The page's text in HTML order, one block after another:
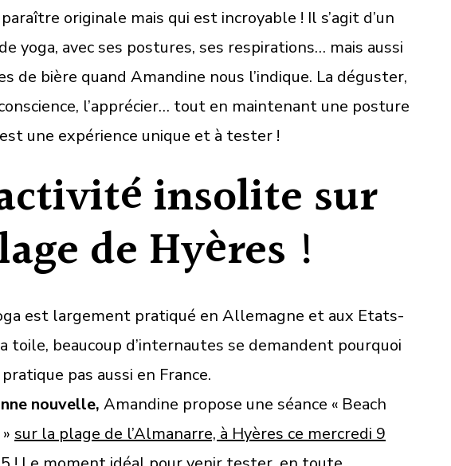
originale mais qui est incroyable ! Il s’agit d’un
yoga, avec ses postures, ses respirations… mais aussi
de bière quand Amandine nous l’indique. La déguster,
l’apprécier… tout en maintenant une posture
une expérience unique et à tester !
insolite sur
de Hyères !
est largement pratiqué en Allemagne et aux Etats-
toile, beaucoup d’internautes se demandent pourquoi
pas aussi en France.
nouvelle, Amandine propose une séance « Beach
sur la plage de l’Almanarre, à Hyères ce mercredi 9